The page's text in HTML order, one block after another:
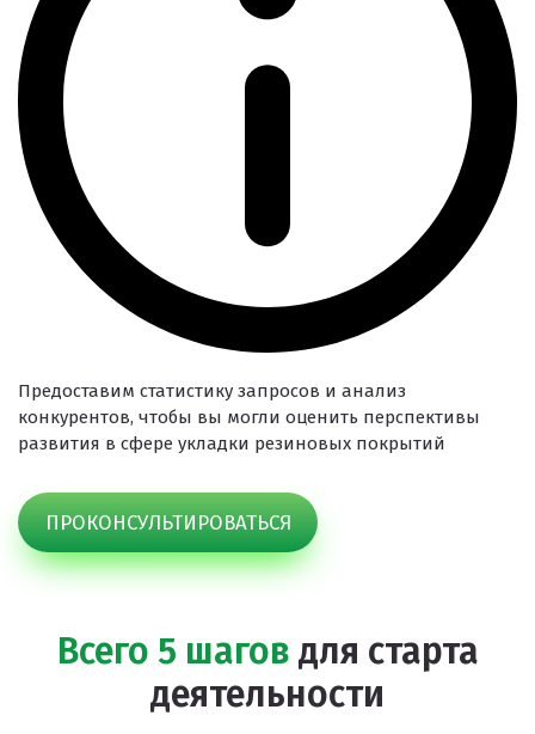
Предоставим статистику запросов и анализ
конкурентов, чтобы вы могли оценить перспективы
развития в сфере укладки резиновых покрытий
ПРОКОНСУЛЬТИРОВАТЬСЯ
Всего 5 шагов для старта
деятельности